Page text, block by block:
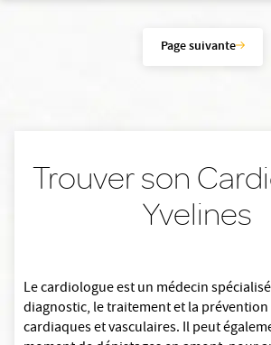
Page suivante
Trouver son
Yvelines
Le cardiologue est un médecin
diagnostic, le traitement et la
cardiaques et vasculaires. Il peut